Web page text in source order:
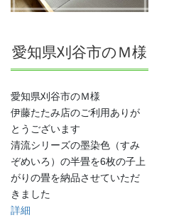
愛知県刈谷市のＭ様
愛知県刈谷市のＭ様
伊藤たたみ店のご利用ありが
とうございます
清流シリーズの墨染色（すみ
ぞめいろ）の半畳を6枚の子上
がりの畳を納品させていただ
きました
詳細